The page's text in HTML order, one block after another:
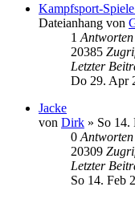
Kampfsport-
Dateianhang von
1 Antworten
20385
Letzter
Do 29. Apr
Jacke
von Dirk » So 14.
0 Antworten
20309
Letzter
So 14. Feb